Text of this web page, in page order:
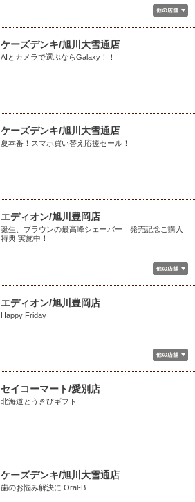
ケーズデンキ/旭川大雪通店
AIとカメラで選ぶならGalaxy！！
ケーズデンキ/旭川大雪通店
夏本番！スマホ買い替え応援セール！
エディオン/旭川豊岡店
誕生、ブラウンの最高峰シェーバー 発売記念ご購入
特典 実施中！
エディオン/旭川豊岡店
Happy Friday
セイコーマート/愛別店
北海道とうきびギフト
ケーズデンキ/旭川大雪通店
歯のお悩み解決に Oral-B